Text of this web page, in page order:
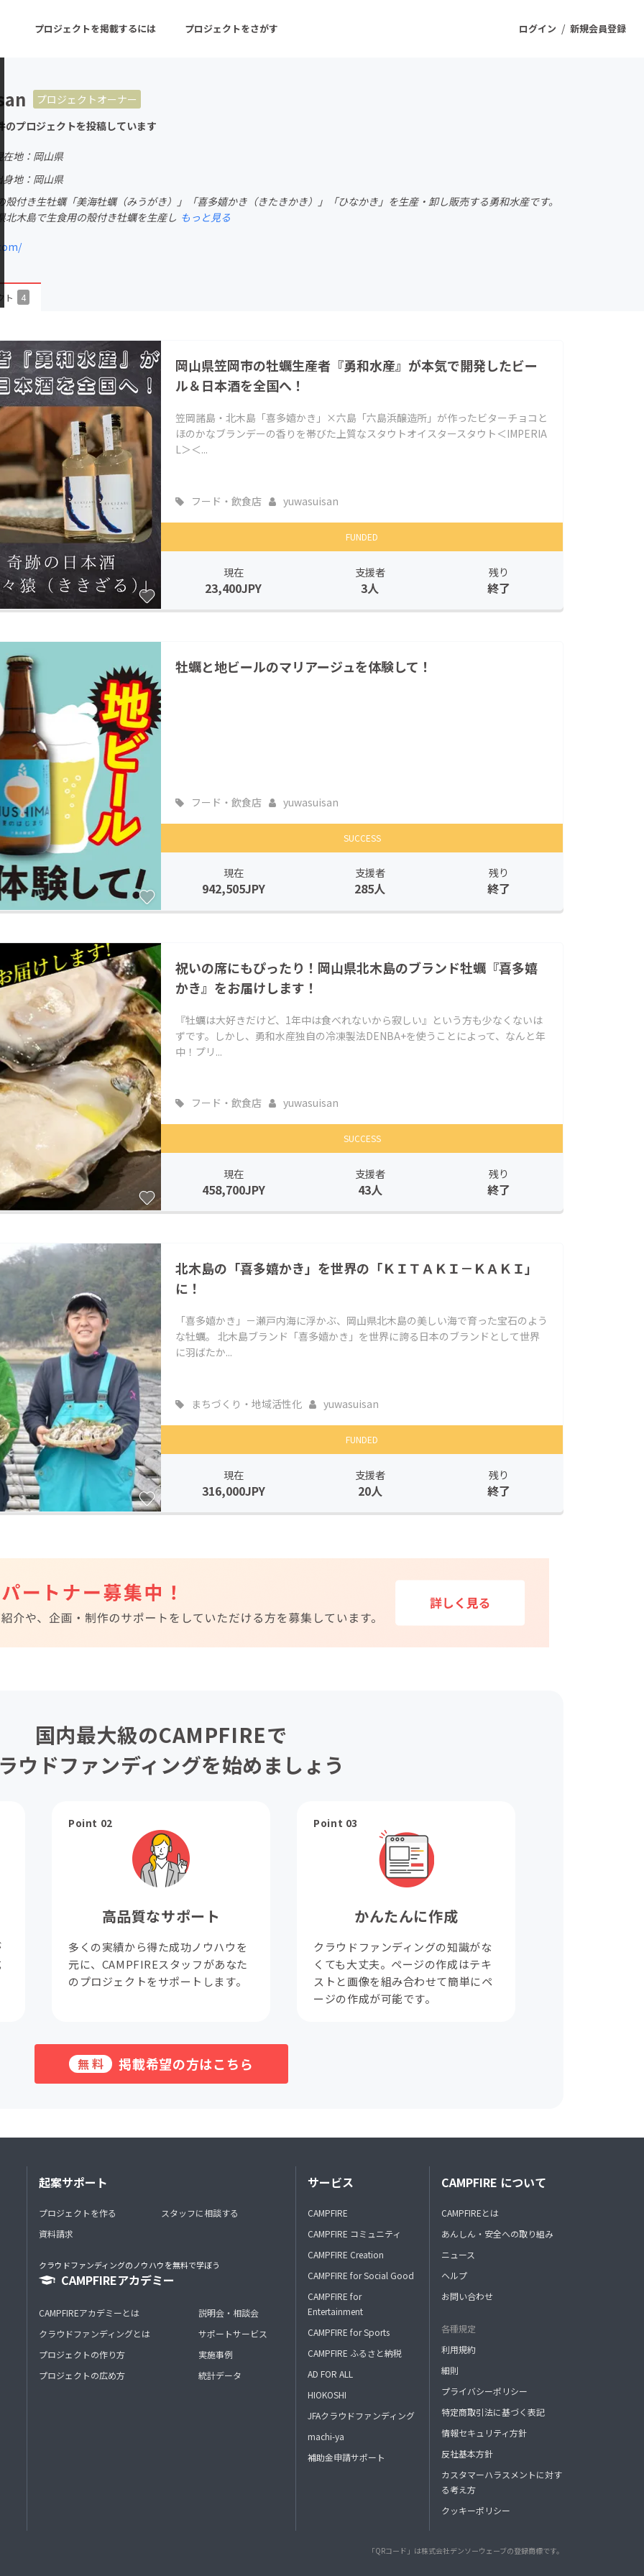
ログイン / 新規会員登録
プロジェクトを掲載するには プロジェクトをさがす
ーン 注目の新着プロジェクト
音楽
ゲーム・サービス開発
フード・飲食店
ファッション
CAMPFIRE for Social Good
CAMPFIREふるさと納税
machi-ya コミュニティ
プロジェクトオーナー
のプロジェクトを投稿しています
在地：岡山県
身地：岡山県
殻付き生牡蠣「美海牡蠣（みうがき）」「喜多嬉かき（きたきかき）」「ひなかき」を生産・卸し販売する勇和水産です。
北木島で生食用の殻付き牡蠣を生産し もっと見る
ト 4
岡山県笠岡市の牡蠣生産者『勇和水産』が本気で開発したビー
ル＆日本酒を全国へ！
笠岡諸島・北木島「喜多嬉かき」×六島「六島浜醸造所」が作ったビターチョコと
ほのかなブランデーの香りを帯びた上質なスタウトオイスタースタウト＜IMPERIA
L＞＜...
フード・飲食店 yuwasuisan
FUNDED
現在
23,400JPY
支援者
3人
残り
終了
牡蠣と地ビールのマリアージュを体験して！
フード・飲食店 yuwasuisan
SUCCESS
現在
942,505JPY
支援者
285人
残り
終了
祝いの席にもぴったり！岡山県北木島のブランド牡蠣『喜多嬉
かき』をお届けします！
『牡蠣は大好きだけど、1年中は食べれないから寂しい』という方も少なくないは
ずです。しかし、勇和水産独自の冷凍製法DENBA+を使うことによって、なんと年
中！プリ...
フード・飲食店 yuwasuisan
SUCCESS
現在
458,700JPY
支援者
43人
残り
終了
北木島の「喜多嬉かき」を世界の「ＫＩＴＡＫＩ－ＫＡＫＩ」
に！
「喜多嬉かき」－瀬戸内海に浮かぶ、岡山県北木島の美しい海で育った宝石のよう
な牡蠣。 北木島ブランド「喜多嬉かき」を世界に誇る日本のブランドとして世界
に羽ばたか...
まちづくり・地域活性化 yuwasuisan
FUNDED
現在
316,000JPY
支援者
20人
残り
終了
国内最大級のCAMPFIREで
ウドファンディングを始めましょう
Point 02
高品質なサポート
多くの実績から得た成功ノウハウを
元に、CAMPFIREスタッフがあなた
のプロジェクトをサポートします。
Point 03
かんたんに作成
クラウドファンディングの知識がな
くても大丈夫。ページの作成はテキ
ストと画像を組み合わせて簡単にペ
ージの作成が可能です。
無料 掲載希望の方はこちら
起案サポート
プロジェクトを作る
資料請求
スタッフに相談する
クラウドファンディングのノウハウを無料で学ぼう
CAMPFIREアカデミー
CAMPFIREアカデミーとは
クラウドファンディングとは
プロジェクトの作り方
プロジェクトの広め方
説明会・相談会
サポートサービス
実施事例
統計データ
サービス
CAMPFIRE
CAMPFIRE コミュニティ
CAMPFIRE Creation
CAMPFIRE for Social Good
CAMPFIRE for
Entertainment
CAMPFIRE for Sports
CAMPFIRE ふるさと納税
AD FOR ALL
HIOKOSHI
JFAクラウドファンディング
machi-ya
補助金申請サポート
CAMPFIRE について
CAMPFIREとは
あんしん・安全への取り組み
ニュース
ヘルプ
お問い合わせ
各種規定
利用規約
細則
プライバシーポリシー
特定商取引法に基づく表記
情報セキュリティ方針
反社基本方針
カスタマーハラスメントに対す
る考え方
クッキーポリシー
「QRコード」は株式会社デンソーウェーブの登録商標です。